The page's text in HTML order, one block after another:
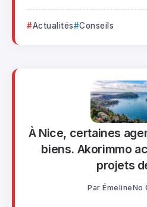
Actualités Conseils
À Nice, certaines
biens. Akorimmo
projets
Par ÉmelineNo